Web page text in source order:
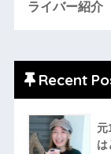
ライバー紹介
Recent
元
は